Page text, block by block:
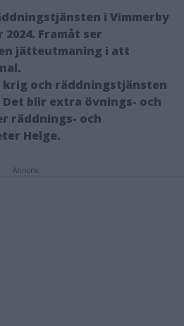
i Vimmerby
Framåt ser
jätteutmaning i att
och räddningstjänsten
blir extra övnings- och
räddnings- och
Helge.
Annons: